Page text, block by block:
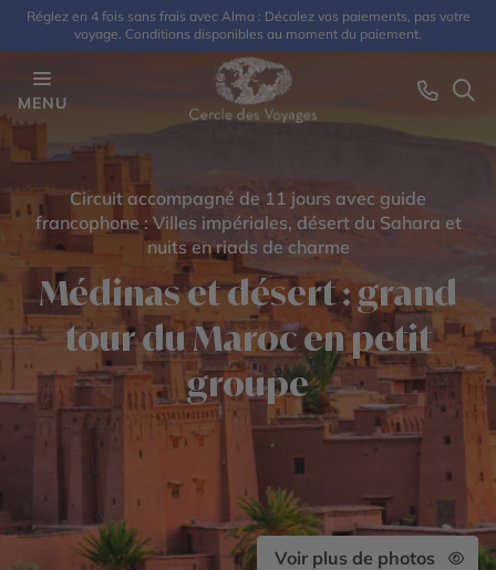
Réglez en 4 fois sans frais avec Alma : Décalez vos paiements, pas votre
voyage. Conditions disponibles au moment du paiement.
MENU
Circuit accompagné de 11 jours avec guide
francophone : Villes impériales, désert du Sahara et
nuits en riads de charme
Médinas et désert : grand
tour du Maroc en petit
groupe
Voir plus de photos